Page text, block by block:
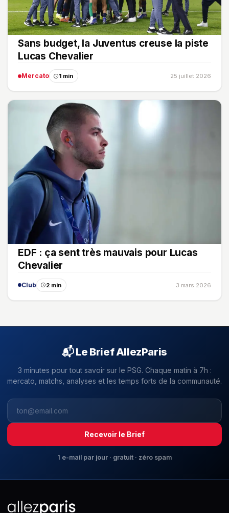
Sans budget, la Juventus creuse la piste
Lucas Chevalier
Mercato 1 min 25 juillet 2026
EDF : ça sent très mauvais pour Lucas
Chevalier
Club 2 min 3 mars 2026
📬 Le Brief AllezParis
3 minutes pour tout savoir sur le PSG. Chaque matin à 7h :
mercato, matchs, analyses et les temps forts de la communauté.
Recevoir le Brief
1 e-mail par jour · gratuit · zéro spam